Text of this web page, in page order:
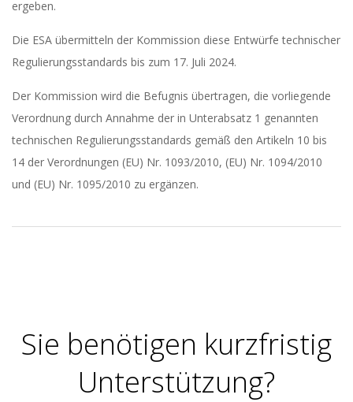
ergeben.
Die ESA übermitteln der Kommission diese Entwürfe technischer
Regulierungsstandards bis zum 17. Juli 2024.
Der Kommission wird die Befugnis übertragen, die vorliegende
Verordnung durch Annahme der in Unterabsatz 1 genannten
technischen Regulierungsstandards gemäß den Artikeln 10 bis
14 der Verordnungen (EU) Nr. 1093/2010, (EU) Nr. 1094/2010
und (EU) Nr. 1095/2010 zu ergänzen.
Sie benötigen kurzfristig
Unterstützung?